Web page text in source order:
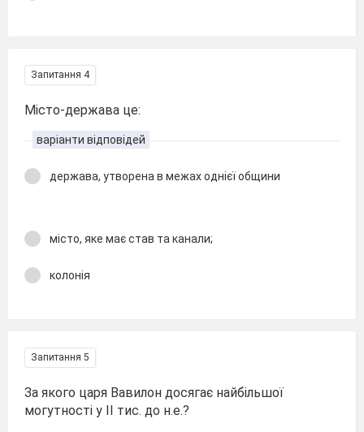
Запитання 4
Місто-держава це:
варіанти відповідей
держава, утворена в межах однієї общини
місто, яке має став та канали;
колонія
Запитання 5
За якого царя Вавилон досягає найбільшої
могутності у ІІ тис. до н.е.?